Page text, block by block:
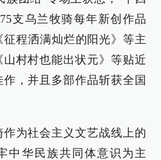
支乌兰牧骑每年新创作品
征程洒满灿烂的阳光》等主
村村也能出状元》等贴近
，并且多部作品斩获全国
为社会主义文艺战线上的
中华民族共同体意识为主